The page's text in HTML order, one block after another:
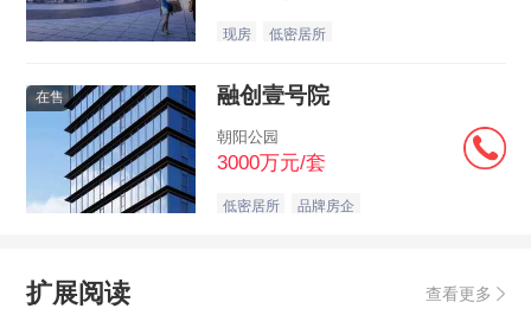
现房 低密居所
在售 融创壹号院
朝阳公园
3000万元/套
低密居所 品牌房企
扩展阅读 查看更多